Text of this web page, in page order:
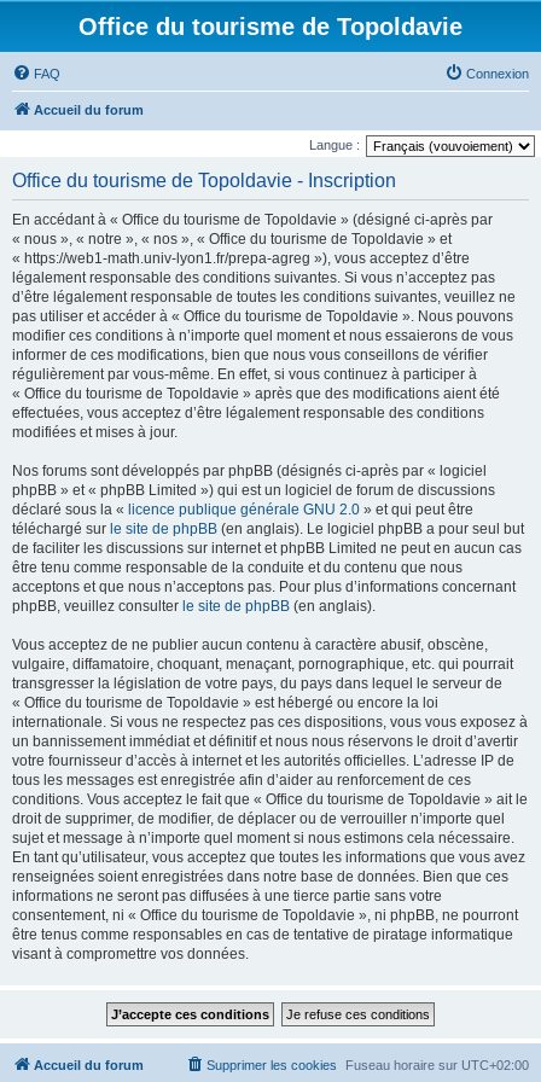
Office du tourisme de Topoldavie
FAQ Connexion
Accueil du forum
Langue :
Office du tourisme de Topoldavie - Inscription
En accédant à « Office du tourisme de Topoldavie » (désigné ci-après par
« nous », « notre », « nos », « Office du tourisme de Topoldavie » et
« https://web1-math.univ-lyon1.fr/prepa-agreg »), vous acceptez d’être
légalement responsable des conditions suivantes. Si vous n’acceptez pas
d’être légalement responsable de toutes les conditions suivantes, veuillez ne
pas utiliser et accéder à « Office du tourisme de Topoldavie ». Nous pouvons
modifier ces conditions à n’importe quel moment et nous essaierons de vous
informer de ces modifications, bien que nous vous conseillons de vérifier
régulièrement par vous-même. En effet, si vous continuez à participer à
« Office du tourisme de Topoldavie » après que des modifications aient été
effectuées, vous acceptez d’être légalement responsable des conditions
modifiées et mises à jour.
Nos forums sont développés par phpBB (désignés ci-après par « logiciel
phpBB » et « phpBB Limited ») qui est un logiciel de forum de discussions
déclaré sous la « licence publique générale GNU 2.0 » et qui peut être
téléchargé sur le site de phpBB (en anglais). Le logiciel phpBB a pour seul but
de faciliter les discussions sur internet et phpBB Limited ne peut en aucun cas
être tenu comme responsable de la conduite et du contenu que nous
acceptons et que nous n’acceptons pas. Pour plus d’informations concernant
phpBB, veuillez consulter le site de phpBB (en anglais).
Vous acceptez de ne publier aucun contenu à caractère abusif, obscène,
vulgaire, diffamatoire, choquant, menaçant, pornographique, etc. qui pourrait
transgresser la législation de votre pays, du pays dans lequel le serveur de
« Office du tourisme de Topoldavie » est hébergé ou encore la loi
internationale. Si vous ne respectez pas ces dispositions, vous vous exposez à
un bannissement immédiat et définitif et nous nous réservons le droit d’avertir
votre fournisseur d’accès à internet et les autorités officielles. L’adresse IP de
tous les messages est enregistrée afin d’aider au renforcement de ces
conditions. Vous acceptez le fait que « Office du tourisme de Topoldavie » ait le
droit de supprimer, de modifier, de déplacer ou de verrouiller n’importe quel
sujet et message à n’importe quel moment si nous estimons cela nécessaire.
En tant qu’utilisateur, vous acceptez que toutes les informations que vous avez
renseignées soient enregistrées dans notre base de données. Bien que ces
informations ne seront pas diffusées à une tierce partie sans votre
consentement, ni « Office du tourisme de Topoldavie », ni phpBB, ne pourront
être tenus comme responsables en cas de tentative de piratage informatique
visant à compromettre vos données.
Accueil du forum Fuseau horaire sur UTC+02:00
Supprimer les cookies